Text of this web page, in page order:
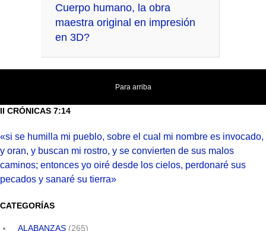
Cuerpo humano, la obra
maestra original en impresión
en 3D?
Para arriba
II CRÓNICAS 7:14
«si se humilla mi pueblo, sobre el cual mi nombre es invocado,
y oran, y buscan mi rostro, y se convierten de sus malos
caminos; entonces yo oiré desde los cielos, perdonaré sus
pecados y sanaré su tierra»
CATEGORÍAS
ALABANZAS (265)